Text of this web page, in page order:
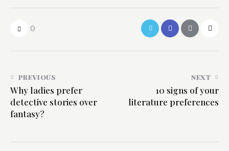
0
PREVIOUS
Why ladies prefer
detective stories over
fantasy?
NEXT
10 signs of your
literature preferences